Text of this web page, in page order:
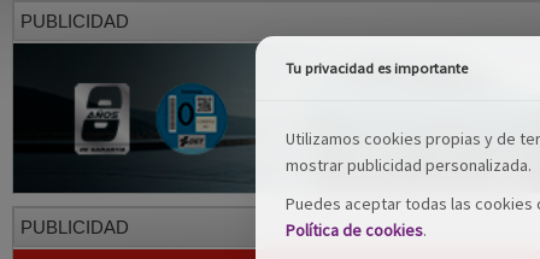
PUBLICIDAD
PUBLICIDAD
Tu privacidad es importante
Utilizamos cookies propias y de
mostrar publicidad personalizada.
Puedes aceptar todas las
Política de cookies.